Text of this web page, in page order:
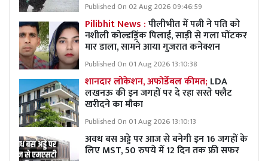
Published On 02 Aug 2026 09:46:59
Pilibhit News :पीलीभीत में पत्नी ने पति को
नशीली कोल्डड्रिंक पिलाई, साड़ी से गला घोंटकर
मार डाला, सामने आया गुजरात कनेक्शन
Published On 01 Aug 2026 13:10:38
शानदार लोकेशन, अफोर्डेबल कीमत; LDA
लखनऊ की इन जगहों पर दे रहा सस्ते फ्लैट
खरीदने का मौका
Published On 01 Aug 2026 13:10:13
अवध बस अड्डे पर आज से बनेगी इन 16 जगहों के
लिए MST, 50 रुपये में 12 दिन तक फ्री सफर